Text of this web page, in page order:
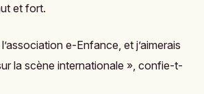
et fort.
e-Enfance, et j’aimerais
la scène internationale », confie-t-